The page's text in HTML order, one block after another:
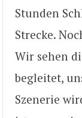
Stunden
Strecke.
Wir sehen
begleitet,
Szenerie